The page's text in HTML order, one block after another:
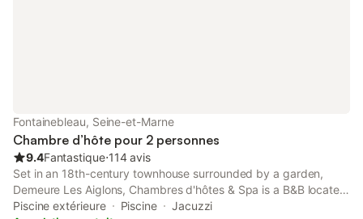
Fontainebleau, Seine-et-Marne
Chambre d’hôte pour 2 personnes
9.4Fantastique⋅114 avis
Set in an 18th-century townhouse surrounded by a garden,
Demeure Les Aiglons, Chambres d'hôtes & Spa is a B&B located
in the heart of Fontainebleau, just 600 metres from the Château
Piscine extérieure Piscine
Jacuzzi